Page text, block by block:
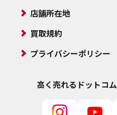
店舗所在地
買取規約
プライバシーポリシー
高く売れるドットコム